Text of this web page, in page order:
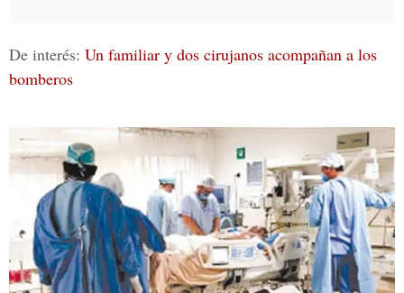
De interés: Un familiar y dos cirujanos acompañan a los
bomberos